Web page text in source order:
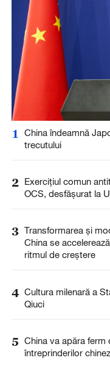
1
China îndeamnă
trecutului
2 Exercițiul comun
OCS, desfășurat la
3 Transformarea și
China se
ritmul de creștere
4 Cultura milenară a
Qiuci
5 China va apăra ferm
întreprinderilor